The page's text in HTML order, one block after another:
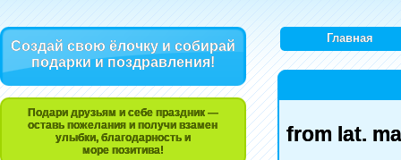
Создай свою ёлочку и собирай
подарки и поздравления!
Подари друзьям и себе праздник —
оставь пожелания и получи взамен
улыбки, благодарность и
море позитива!
Главная
from lat.